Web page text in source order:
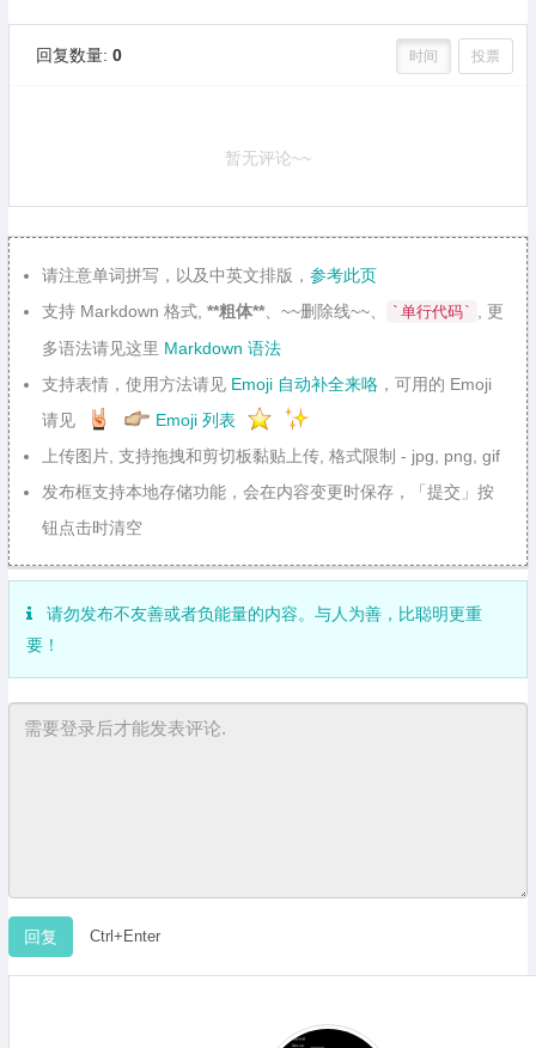
回复数量: 0 时间 投票
暂无评论~~
请注意单词拼写，以及中英文排版， 参考此页
支持 Markdown 格式, **粗体**、~~删除线~~、 `单行代码` , 更
多语法请见这里 Markdown 语法
支持表情，使用方法请见 Emoji 自动补全来咯 ，可用的 Emoji
请见
Emoji 列表
上传图片, 支持拖拽和剪切板黏贴上传, 格式限制 - jpg, png, gif
发布框支持本地存储功能，会在内容变更时保存，「提交」按
钮点击时清空
请勿发布不友善或者负能量的内容。与人为善，比聪明更重
要！
Ctrl+Enter